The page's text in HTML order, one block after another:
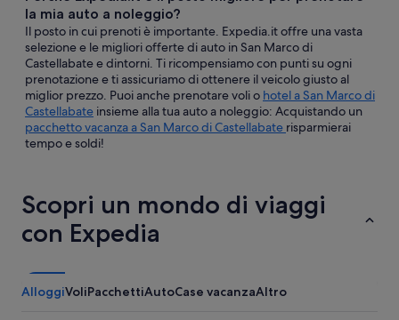
la mia auto a noleggio?
Il posto in cui prenoti è importante. Expedia.it offre una vasta
selezione e le migliori offerte di auto in San Marco di
Castellabate e dintorni. Ti ricompensiamo con punti su ogni
prenotazione e ti assicuriamo di ottenere il veicolo giusto al
miglior prezzo. Puoi anche prenotare voli o hotel a San Marco di
Castellabate insieme alla tua auto a noleggio: Acquistando un
pacchetto vacanza a San Marco di Castellabate risparmierai
tempo e soldi!
Scopri un mondo di viaggi
con Expedia
AlloggiVoliPacchettiAutoCase vacanzaAltro